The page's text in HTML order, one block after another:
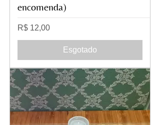
encomenda)
Preço
R$ 12,00
Esgotado